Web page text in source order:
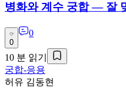
병화와 계수 궁합 — 잘
0
0
10 분 읽기
궁합-응용
허유 김동현